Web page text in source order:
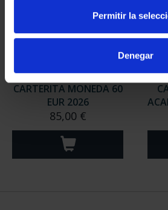
Permitir la
Denegar
CARTERITA MONEDA 60
EUR 2026
85,00 €